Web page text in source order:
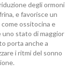
degli ormoni
e favorisce un
ossitocina e
uno stato di maggior
porta anche a
i ritmi del sonno